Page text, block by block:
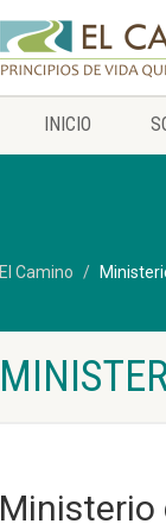
INICIO
El Camino
Ministerio